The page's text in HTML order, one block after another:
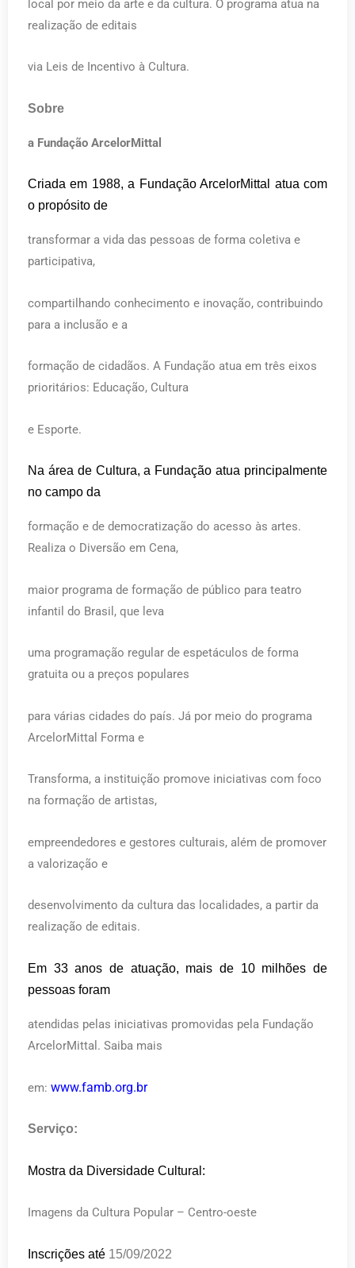
local por meio da arte e da cultura. O programa atua na
realização de editais
via Leis de Incentivo à Cultura.
Sobre
a Fundação ArcelorMittal
Criada em 1988, a Fundação ArcelorMittal atua com
o propósito de
transformar a vida das pessoas de forma coletiva e
participativa,
compartilhando conhecimento e inovação, contribuindo
para a inclusão e a
formação de cidadãos. A Fundação atua em três eixos
prioritários: Educação, Cultura
e Esporte.
Na área de Cultura, a Fundação atua principalmente
no campo da
formação e de democratização do acesso às artes.
Realiza o Diversão em Cena,
maior programa de formação de público para teatro
infantil do Brasil, que leva
uma programação regular de espetáculos de forma
gratuita ou a preços populares
para várias cidades do país. Já por meio do programa
ArcelorMittal Forma e
Transforma, a instituição promove iniciativas com foco
na formação de artistas,
empreendedores e gestores culturais, além de promover
a valorização e
desenvolvimento da cultura das localidades, a partir da
realização de editais.
Em 33 anos de atuação, mais de 10 milhões de
pessoas foram
atendidas pelas iniciativas promovidas pela Fundação
ArcelorMittal. Saiba mais
em: www.famb.org.br
Serviço:
Mostra da Diversidade Cultural:
Imagens da Cultura Popular – Centro-oeste
Inscrições até15/09/2022